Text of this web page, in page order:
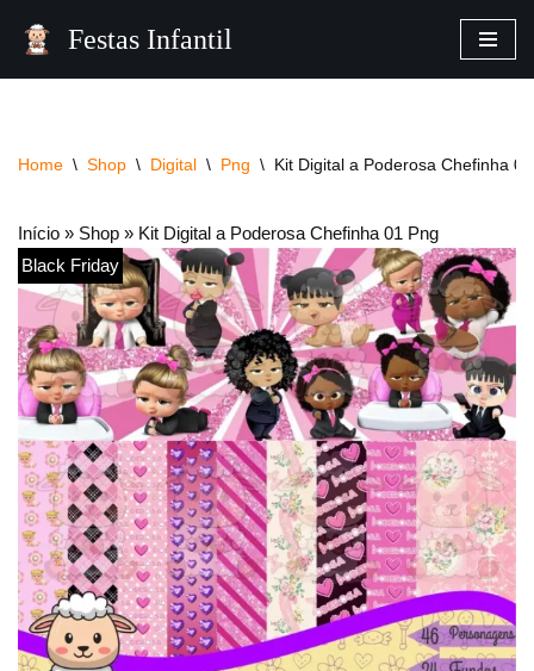
Festas Infantil
Home \ Shop \ Digital \ Png \ Kit Digital a Poderosa Chefinha
Início » Shop » Kit Digital a Poderosa Chefinha 01 Png
Black Friday